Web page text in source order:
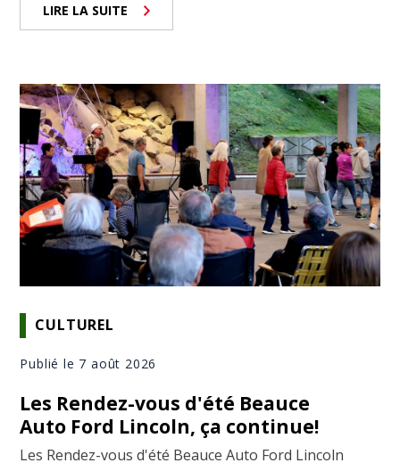
LIRE LA SUITE
CULTUREL
Publié le 7 août 2026
Les Rendez-vous d'été Beauce
Auto Ford Lincoln, ça continue!
Les Rendez-vous d'été Beauce Auto Ford Lincoln